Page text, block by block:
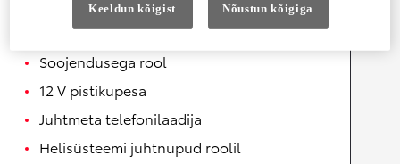
Automaatselt kokkuklapitavad
küljepeeglid
Soojendusega rool
12 V pistikupesa
Juhtmeta telefonilaadija
Helisüsteemi juhtnupud roolil
Keeldun kõigist Nõustun kõigiga